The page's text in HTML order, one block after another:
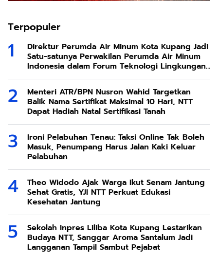
Terpopuler
Direktur Perumda Air Minum Kota Kupang Jadi
Satu-satunya Perwakilan Perumda Air Minum
Indonesia dalam Forum Teknologi Lingkungan
di Taiwan
Menteri ATR/BPN Nusron Wahid Targetkan
Balik Nama Sertifikat Maksimal 10 Hari, NTT
Dapat Hadiah Natal Sertifikasi Tanah
Ironi Pelabuhan Tenau: Taksi Online Tak Boleh
Masuk, Penumpang Harus Jalan Kaki Keluar
Pelabuhan
Theo Widodo Ajak Warga Ikut Senam Jantung
Sehat Gratis, YJI NTT Perkuat Edukasi
Kesehatan Jantung
Sekolah Inpres Liliba Kota Kupang Lestarikan
Budaya NTT, Sanggar Aroma Santalum Jadi
Langganan Tampil Sambut Pejabat